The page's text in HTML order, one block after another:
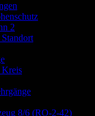
2
Kreis
8/6 (RO-2-42)